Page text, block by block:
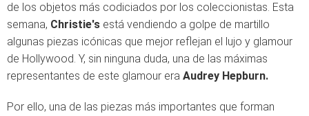
de los objetos más codiciados por los coleccionistas. Esta
semana, Christie's está vendiendo a golpe de martillo
algunas piezas icónicas que mejor reflejan el lujo y glamour
de Hollywood. Y, sin ninguna duda, una de las máximas
representantes de este glamour era Audrey Hepburn.
Por ello, una de las piezas más importantes que forman